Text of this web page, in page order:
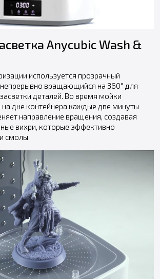
Anycubic Wash &
используется прозрачный
вращающийся на 360° для
деталей. Во время мойки
на дне контейнера каждые две минуты
направление вращения, создавая
вихри, которые эффективно
смолы.